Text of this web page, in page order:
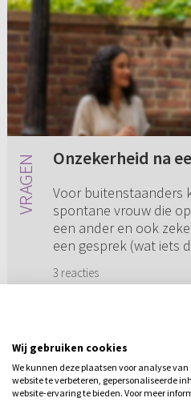
Onzekerheid na
Voor buitenstaanders
spontane vrouw die
een ander en ook
een gesprek (wat iets
3 reacties
1 2
Wij gebruiken cookies
We kunnen deze plaatsen voor analyse
website te verbeteren, gepersonaliseerde
website-ervaring te bieden. Voor meer